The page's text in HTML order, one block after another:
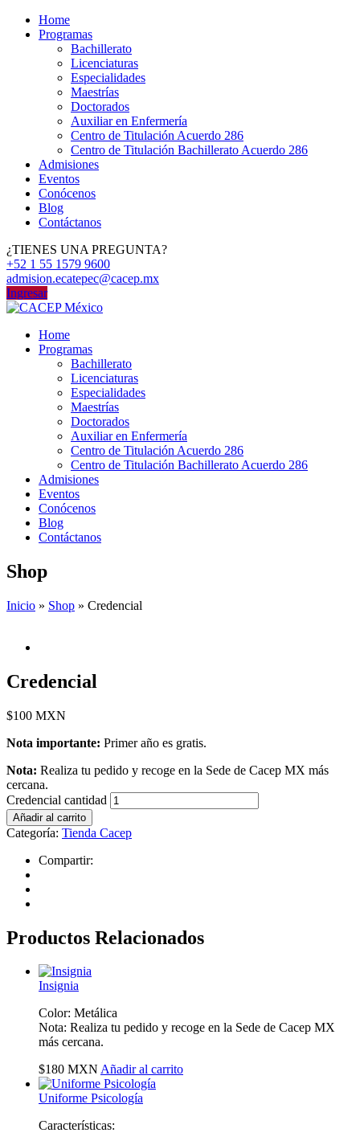
Home
Programas
Bachillerato
Licenciaturas
Especialidades
Maestrías
Doctorados
Auxiliar en Enfermería
Centro de Titulación Acuerdo 286
Centro de Titulación Bachillerato Acuerdo 286
Admisiones
Eventos
Conócenos
Blog
Contáctanos
¿TIENES UNA PREGUNTA?
+52 1 55 1579 9600
admision.ecatepec@cacep.mx
Ingresar
Home
Programas
Bachillerato
Licenciaturas
Especialidades
Maestrías
Doctorados
Auxiliar en Enfermería
Centro de Titulación Acuerdo 286
Centro de Titulación Bachillerato Acuerdo 286
Admisiones
Eventos
Conócenos
Blog
Contáctanos
Shop
Inicio » Shop » Credencial
Credencial
$100 MXN
Nota importante: Primer año es gratis.
Nota: Realiza tu pedido y recoge en la Sede de Cacep MX más
cercana.
Credencial cantidad
Añadir al carrito
Categoría: Tienda Cacep
Compartir:
Productos Relacionados
Insignia
Color: Metálica
Nota: Realiza tu pedido y recoge en la Sede de Cacep MX
más cercana.
$180 MXN Añadir al carrito
Uniforme Psicología
Características: